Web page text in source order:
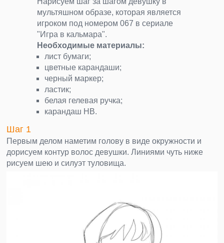
мультяшном образе, которая является
игроком под номером 067 в сериале
"Игра в кальмара".
Необходимые материалы:
лист бумаги;
цветные карандаши;
черный маркер;
ластик;
белая гелевая ручка;
карандаш НВ.
Шаг 1
Первым делом наметим голову в виде окружности и
дорисуем контур волос девушки. Линиями чуть ниже
рисуем шею и силуэт туловища.